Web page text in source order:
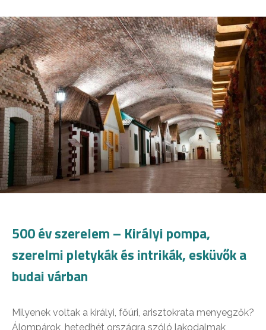
500 év szerelem – Királyi pompa,
szerelmi pletykák és intrikák, esküvők a
budai várban
Milyenek voltak a királyi, főúri, arisztokrata menyegzők?
Álompárok, hetedhét országra szóló lakodalmak,